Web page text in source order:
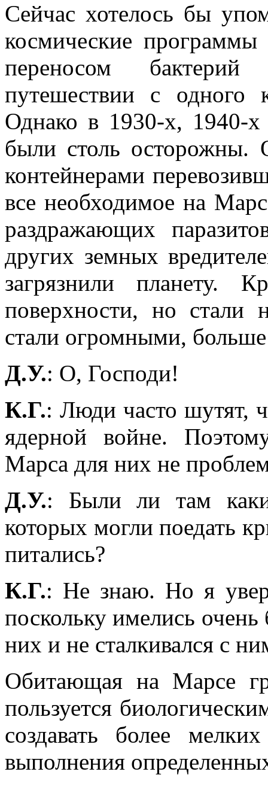
Сейчас хотелось бы
космические
переносом
путешествии с одного
Однако в 1930-х, 1940-
были столь осторожны.
контейнерами
все необходимое на
раздражающих
других земных
загрязнили планету.
поверхности, но стали
стали огромными,
Д.У.: О, Господи!
К.Г.: Люди часто шутят,
ядерной войне.
Марса для них не
Д.У.: Были ли там
которых могли поедать
питались?
К.Г.: Не знаю. Но я
поскольку имелись
них и не сталкивался с
Обитающая на Марсе
пользуется
создавать более
выполнения